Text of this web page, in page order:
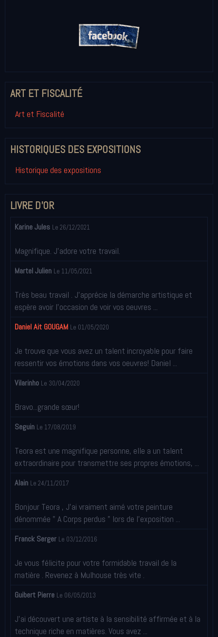
ART ET FISCALITÉ
Art et Fiscalité
HISTORIQUES DES EXPOSITIONS
Historique des expositions
LIVRE D'OR
Karine Jules Le 26/12/2021
Magnifique. J'adore votre travail.
Martel Julien Le 11/05/2021
Très beau travail . J'apprécie la démarche artistique et
espère avoir l'occasion de voir vos oeuvres ...
Daniel Ait GOUGAM Le 01/05/2020
Je trouve que vous avez un talent incroyable pour faire
ressentir vos émotions dans vos oeuvres! Daniel ...
Vilarinho Le 30/04/2020
Bravo...grande sœur!
Seguin Le 17/08/2019
Teora est une magnifique personne, elle a un talent
extraordinaire pour transmettre ses propres émotions, ...
Alain Le 24/11/2017
Bonjour Teora , J'ai vraiment aimé votre peinture
dénommée " A Corps perdus " lors de l'exposition ...
Franck Serger Le 03/12/2016
Je vous félicite pour votre formidable travail de la
matière . Revenez à Mulhouse très vite .
Guibert Pierre Le 06/05/2013
J'ai découvert une artiste à la sensibilité affirmée et à la
technique riche en matières. Vous avez ...